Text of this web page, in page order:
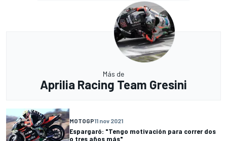
Más de
Aprilia Racing Team Gresini
MOTOGP11 nov 2021
Espargaró: "Tengo motivación para correr dos
o tres años más"